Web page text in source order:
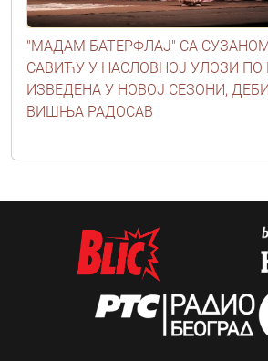
"МАДАМ БАТЕРФЛАЈ" СА
САВИЋУ У НАСЛОВНОЈ УЛОЗИ ПО
ИЗВЕДЕНА У НОВОЈ СЕЗОНИ,
ВИШЊА РАДОСАВ